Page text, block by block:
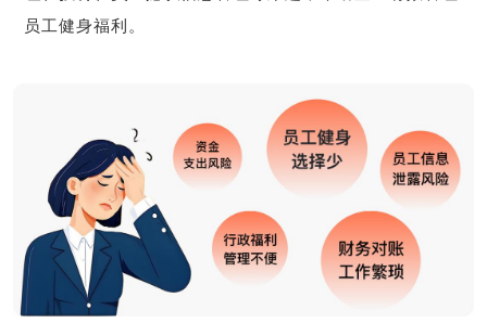
员工健身福利。